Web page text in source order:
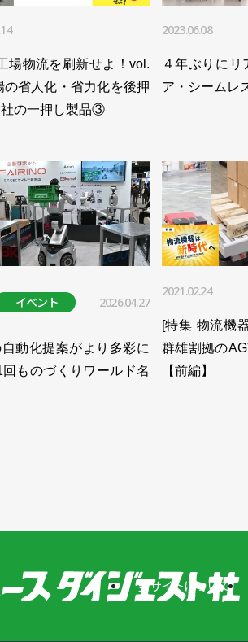
場物流を刷新せよ！vol.
の省人化・省力化を後押
社の一押し製品③
2023.06.08
４年ぶりにリ
ア・シームレ
イベント 2026.04.27
動化提案がより多彩に
回ものづくりワールド名
2021.02.24
[特集 物流機
群雄割拠の
【前編】
当サイトについて